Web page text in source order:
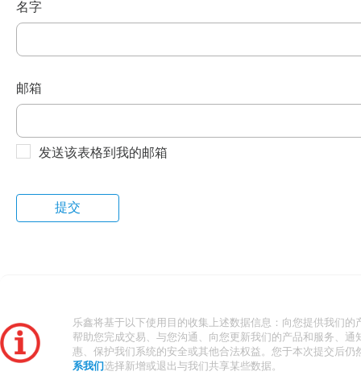
名字
邮箱
发送该表格到我的邮箱
乐鑫将基于以下使用目的收集上述数据信息：向您提供我们的
帮助您完成交易、与您沟通、向您更新我们的产品和服务、通
惠、保护我们系统的安全或其他合法权益。您于本次提交后仍
系我们 选择新增或退出与我们共享某些数据。